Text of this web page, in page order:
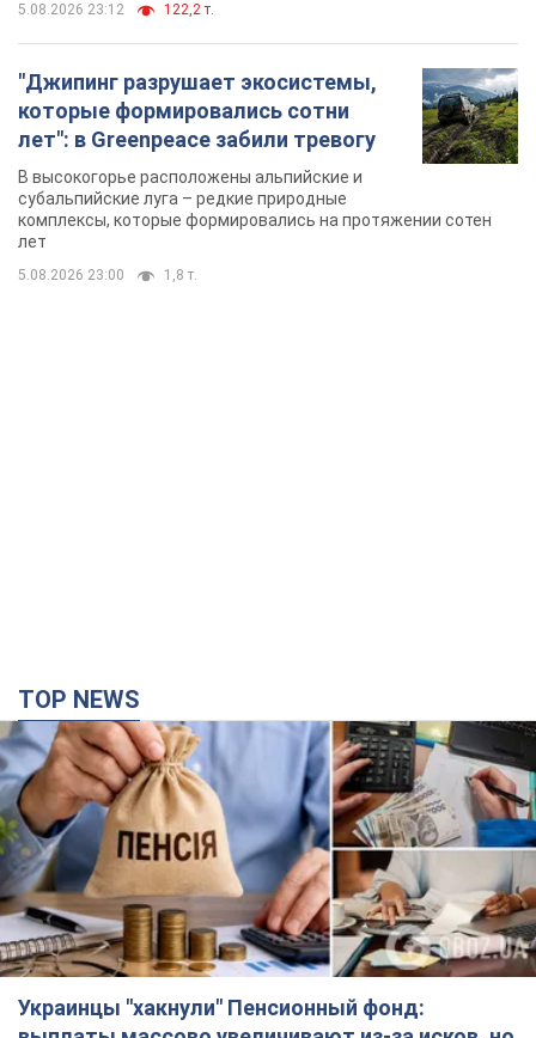
5.08.2026 23:12 122,2 т.
"Джипинг разрушает экосистемы,
которые формировались сотни
лет": в Greenpeace забили тревогу
В высокогорье расположены альпийские и
субальпийские луга – редкие природные
комплексы, которые формировались на протяжении сотен
лет
5.08.2026 23:00 1,8 т.
TOP NEWS
Украинцы "хакнули" Пенсионный фонд: